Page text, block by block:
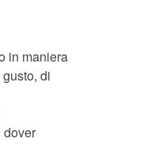
in maniera
di
dover